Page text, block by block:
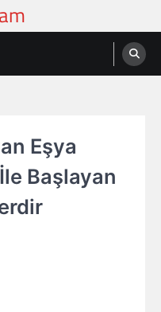
Eşya
Başlayan